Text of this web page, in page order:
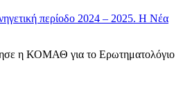
περίοδο 2024 – 2025. Η Νέα
η ΚΟΜΑΘ για το Ερωτηματολόγιο